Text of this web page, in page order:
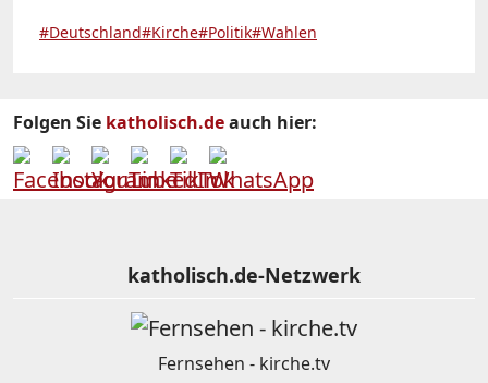
#Deutschland#Kirche#Politik#Wahlen
Folgen Sie katholisch.deauch hier:
katholisch.de-Netzwerk
Fernsehen - kirche.tv